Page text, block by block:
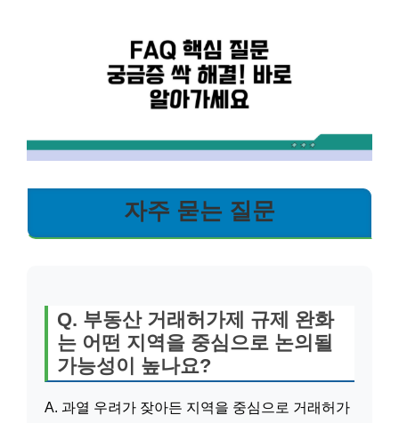
자주 묻는 질문
Q. 부동산 거래허가제 규제 완화
는 어떤 지역을 중심으로 논의될
가능성이 높나요?
A. 과열 우려가 잦아든 지역을 중심으로 거래허가